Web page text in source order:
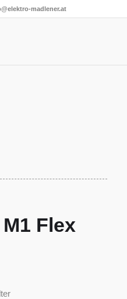
madlener.at
Flex